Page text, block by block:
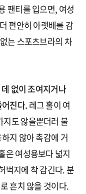
팬티를 입으면, 여성
편안히 아랫배를 감
는 스포츠브라의 차
없이 조여지거나
진다. 레그 홀이 여
지도 않을뿐더러 불
지 않아 촉감에 거
은 여성용보다 넓지
벅지에 착 감긴다. 분
흔치 않을 것이다.